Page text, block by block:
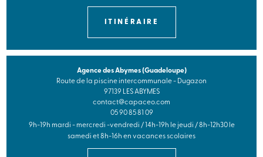
ITINÉRAIRE
Agence des Abymes (Guadeloupe)
Route de la piscine intercommunale - Dugazon
97139 LES ABYMES
contact@capaceo.com
05 90 85 81 09
9h-19h mardi - mercredi -vendredi / 14h-19h le jeudi / 8h-12h30 le
samedi et 8h-16h en vacances scolaires